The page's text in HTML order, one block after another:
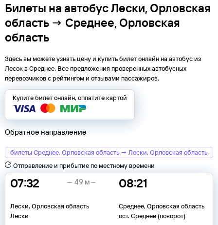
Билеты на автобус Лески, Орловская
область → Среднее, Орловская
область
Здесь вы можете узнать цену и купить билет онлайн на автобус из
ЛесоквСреднее. Все предложения проверенных автобусных
перевозчиков с рейтингом и отзывами пассажиров.
Купите билет онлайн, оплатите картой
Обратное направление
билеты Среднее, Орловская область → Лески, Орловская область
Отправление и прибытие по местному времени
07:32
Лески, Орловская область
Лески
08:21
Среднее, Орловская область
ост. Среднее (поворот)
49 м